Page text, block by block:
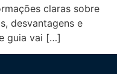
claras sobre
desvantagens e
guia vai […]